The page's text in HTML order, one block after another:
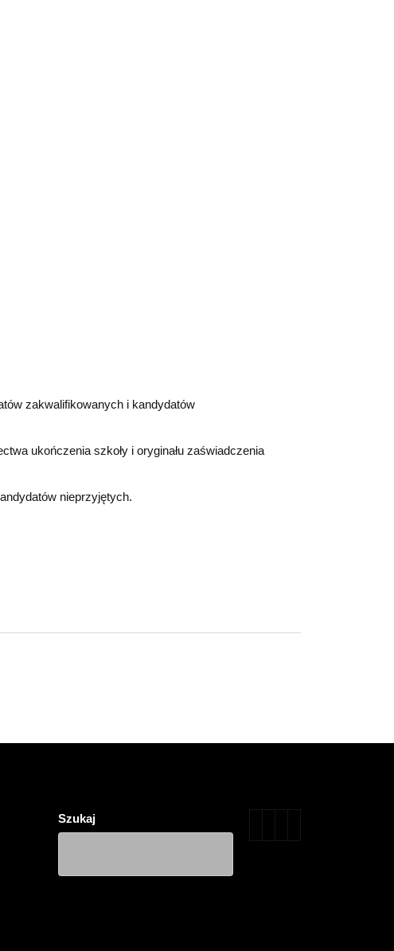
zakwalifikowanych i kandydatów
ukończenia szkoły i oryginału zaświadczenia
nieprzyjętych.
Szukaj